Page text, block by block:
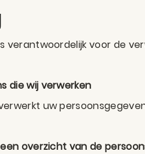
verantwoordelijk voor de
die wij verwerken
uw
overzicht van de